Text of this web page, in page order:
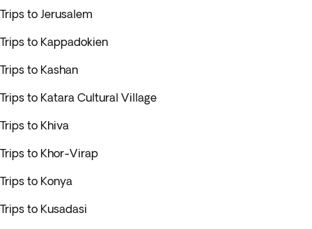
Trips to Jerusalem
Trips to Kappadokien
Trips to Kashan
Trips to Katara Cultural Village
Trips to Khiva
Trips to Khor-Virap
Trips to Konya
Trips to Kusadasi